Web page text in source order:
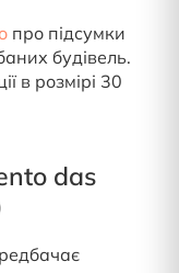
про підсумки
будівель.
в розмірі 30
das